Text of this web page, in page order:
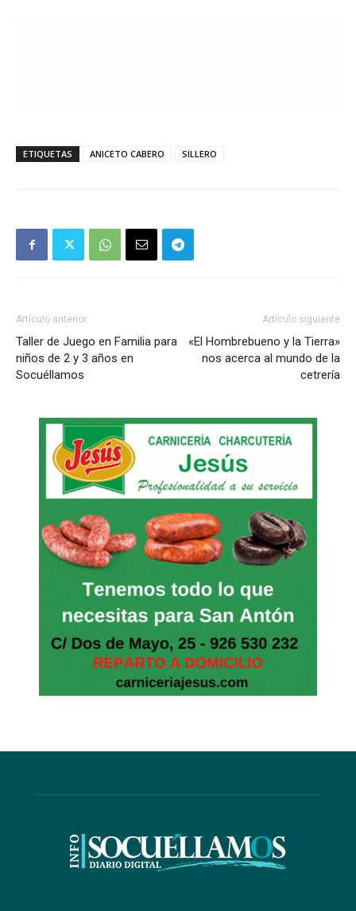
ETIQUETAS ANICETO CABERO SILLERO
Artículo anterior
Taller de Juego en Familia para
niños de 2 y 3 años en
Socuéllamos
Artículo siguiente
«El Hombrebueno y la Tierra»
nos acerca al mundo de la
cetrería